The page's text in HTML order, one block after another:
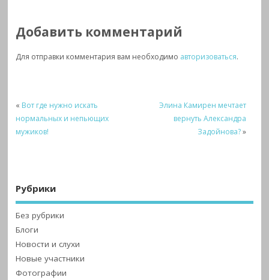
Добавить комментарий
Для отправки комментария вам необходимо авторизоваться.
« Вот где нужно искать
нормальных и непьющих
мужиков!
Элина Камирен мечтает
вернуть Александра
Задойнова?»
Рубрики
Без рубрики
Блоги
Новости и слухи
Новые участники
Фотографии